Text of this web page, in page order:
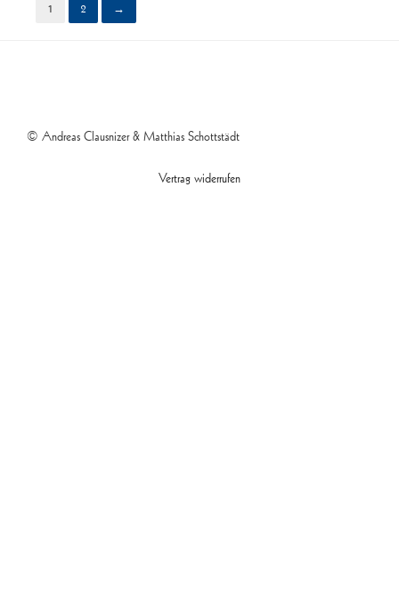
1 2 →
© Andreas Clausnizer & Matthias Schottstädt
Vertrag widerrufen